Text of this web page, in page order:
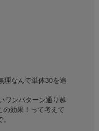
理なんで単体30を追
ワンパターン通り越
の効果！って考えて